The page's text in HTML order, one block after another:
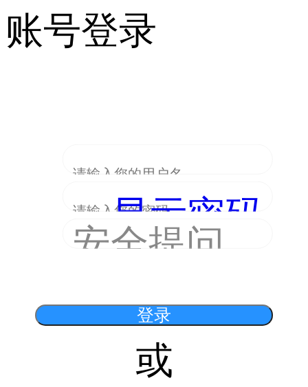
账号登录
显示密码
安全提问
(未设置请
忽略)
登录
或